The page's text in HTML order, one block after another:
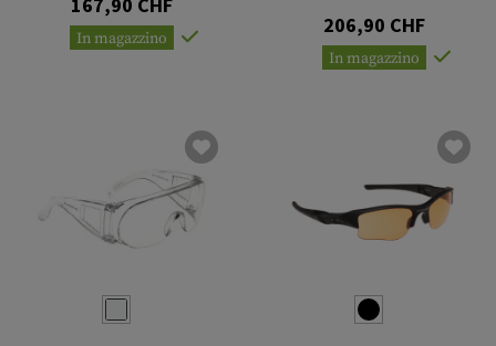
In magazzino
206,90 CHF
In magazzino